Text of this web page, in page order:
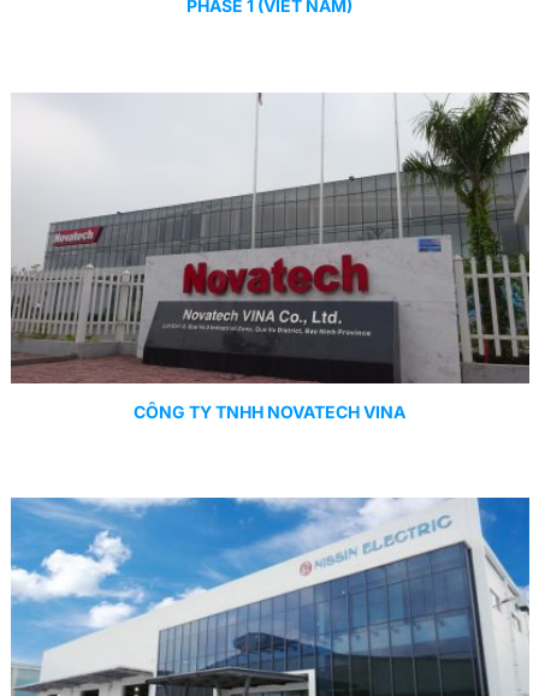
PHASE 1 (VIET NAM)
CÔNG TY TNHH NOVATECH VINA